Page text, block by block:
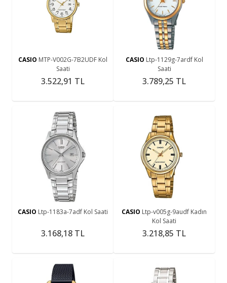
CASIO MTP-V002G-7B2UDF Kol
Saati
3.522,91 TL
CASIO Ltp-1129g-7ardf Kol
Saati
3.789,25 TL
CASIO Ltp-1183a-7adf Kol Saati
3.168,18 TL
CASIO Ltp-v005g-9audf Kadın
Kol Saati
3.218,85 TL